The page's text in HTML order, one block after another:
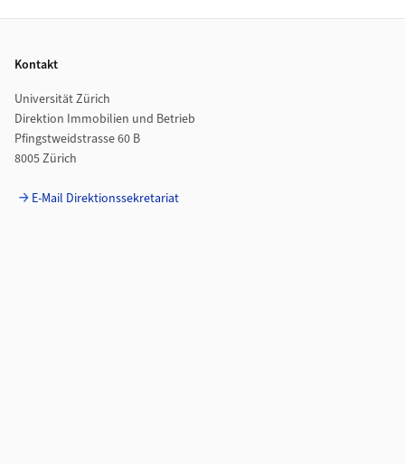
Kontakt
Universität Zürich
Direktion Immobilien und Betrieb
Pfingstweidstrasse 60 B
8005 Zürich
E-Mail Direktionssekretariat